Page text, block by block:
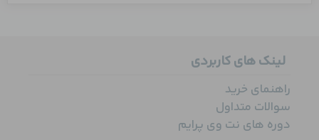
لینک های کاربردی
راهنمای خرید
سوالات متداول
دوره های نت وی پرایم